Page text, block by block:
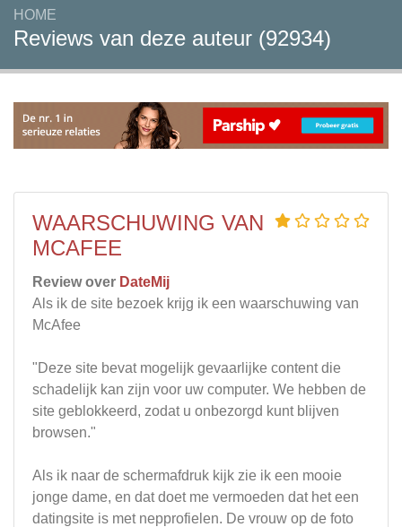
HOME
Reviews van deze auteur (92934)
WAARSCHUWING VAN
MCAFEE
Review over DateMij
Als ik de site bezoek krijg ik een waarschuwing van
McAfee
"Deze site bevat mogelijk gevaarlijke content die
schadelijk kan zijn voor uw computer. We hebben de
site geblokkeerd, zodat u onbezorgd kunt blijven
browsen."
Als ik naar de schermafdruk kijk zie ik een mooie
jonge dame, en dat doet me vermoeden dat het een
datingsite is met nepprofielen. De vrouw op de foto